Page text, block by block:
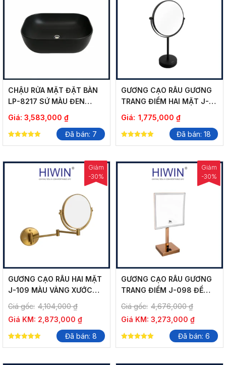
CHẬU RỬA MẶT ĐẶT BÀN
LP-8217 SỨ MÀU ĐEN
HUYỀN BÍ TÔN LÊN VẺ ĐẸP
SANG TRỌNG
Giá: 3,583,000 ₫
Đã bán: 7
GƯƠNG CẠO RÂU GƯƠNG
TRANG ĐIỂM HAI MẶT J-
622 ĐẶT BÀN
Giá: 1,775,000 ₫
Đã bán: 18
GƯƠNG CẠO RÂU HAI MẶT
J-109 MÀU VÀNG XƯỚC
HIỆN ĐẠI
Giá gốc: 4,104,000₫
Giá KM: 2,873,000 ₫
Giảm
-30%
Đã bán: 8
GƯƠNG CẠO RÂU GƯƠNG
TRANG ĐIỂM J-098 ĐỂ
BÀN MÀU VÀNG HỒNG
Giá gốc: 4,676,000₫
Giá KM: 3,273,000 ₫
Giảm
-30%
Đã bán: 6